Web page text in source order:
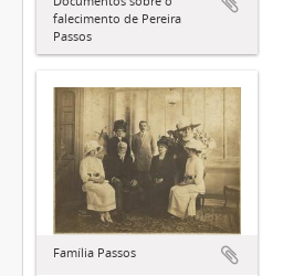
falecimento de Pereira
Passos
Família Passos